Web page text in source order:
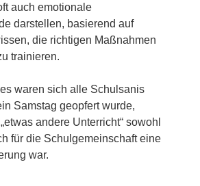
auch emotionale
darstellen, basierend auf
die richtigen Maßnahmen
trainieren.
waren sich alle Schulsanis
Samstag geopfert wurde,
andere Unterricht“ sowohl
für die Schulgemeinschaft eine
war.